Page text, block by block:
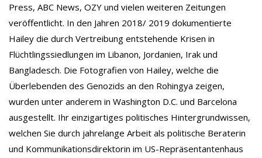
Press, ABC News, OZY und vielen weiteren Zeitungen
veröffentlicht. In den Jahren 2018/ 2019 dokumentierte
Hailey die durch Vertreibung entstehende Krisen in
Flüchtlingssiedlungen im Libanon, Jordanien, Irak und
Bangladesch. Die Fotografien von Hailey, welche die
Überlebenden des Genozids an den Rohingya zeigen,
wurden unter anderem in Washington D.C. und Barcelona
ausgestellt. Ihr einzigartiges politisches Hintergrundwissen,
welchen Sie durch jahrelange Arbeit als politische Beraterin
und Kommunikationsdirektorin im US-Repräsentantenhaus